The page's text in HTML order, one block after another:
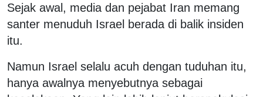
Sejak awal, media dan pejabat Iran memang
santer menuduh Israel berada di balik insiden
itu.
Namun Israel selalu acuh dengan tuduhan itu,
hanya awalnya menyebutnya sebagai